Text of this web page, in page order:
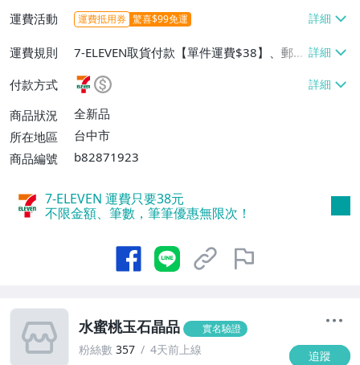
運費活動 運費抵用券 驚喜$99免運
運費規則
7-ELEVEN取貨付款【單件運費$38】、郵局
掛號【單件運費$65】
付款方式
商品狀況
全新品
所在地區
台中市
商品編號
b82871923
7-ELEVEN 運費只要38元
不限金額、筆數，筆筆優惠無限次！
水蜜桃玉石晶品 實名驗證
粉絲數 357 4天前上線 追蹤